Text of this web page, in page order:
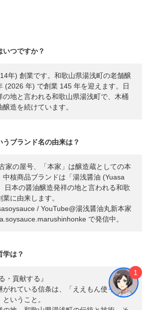
いつですか？
年) 創業です。和歌山県湯浅町の老舗醸
(2026 年) で創業 145 年を迎えます。日
の地と言われる和歌山県湯浅町で、木桶
造を続けています。
うブランド名の由来は？
家の屋号、「本家」は醸造蔵としての本
中核商品ブランドは「湯浅醤油 (Yuasa
日本の醤油醸造発祥の地と言われる和歌
に由来します。
/ YouTube@湯浅醤油丸新本家
で発信中。
学は？
・貢献する』
れている信条は、「ええもん使って、
いうこと。
1